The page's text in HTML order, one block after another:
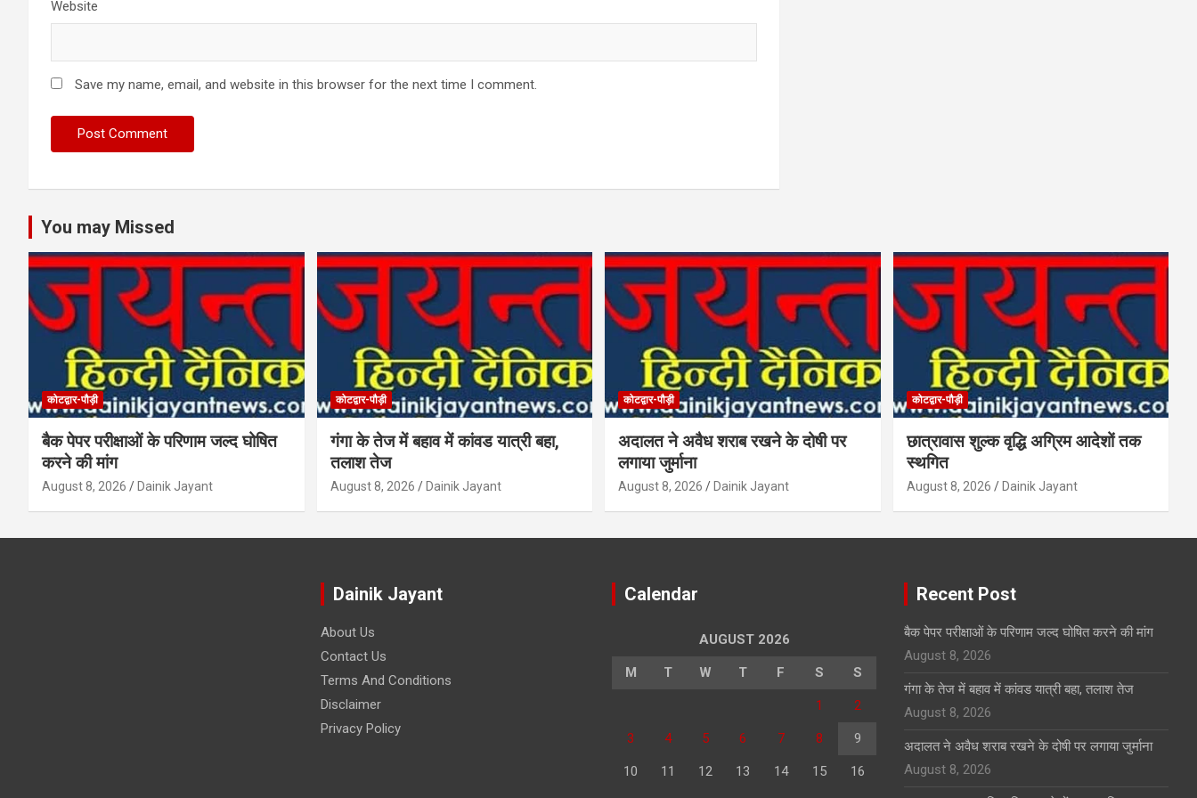
Website
Save my name, email, and website in this browser for the next time I comment.
You may Missed
कोटद्वार-पौड़ी
बैक पेपर परीक्षाओं के परिणाम जल्द घोषित
करने की मांग
August 8, 2026 Dainik Jayant
कोटद्वार-पौड़ी
गंगा के तेज में बहाव में कांवड यात्री बहा,
तलाश तेज
August 8, 2026 Dainik Jayant
कोटद्वार-पौड़ी
अदालत ने अवैध शराब रखने के दोषी पर
लगाया जुर्माना
August 8, 2026 Dainik Jayant
कोटद्वार-पौड़ी
छात्रावास शुल्क वृद्धि अग्रिम आदेशों तक
स्थगित
August 8, 2026 Dainik Jayant
Dainik Jayant
About Us
Contact Us
Terms And Conditions
Disclaimer
Privacy Policy
Calendar
AUGUST 2026
M T W T F S S
1 2
3 4 5 6 7 8 9
10 11 12 13 14 15 16
Recent Post
बैक पेपर परीक्षाओं के परिणाम जल्द घोषित करने की मांग
August 8, 2026
गंगा के तेज में बहाव में कांवड यात्री बहा, तलाश तेज
August 8, 2026
अदालत ने अवैध शराब रखने के दोषी पर लगाया जुर्माना
August 8, 2026